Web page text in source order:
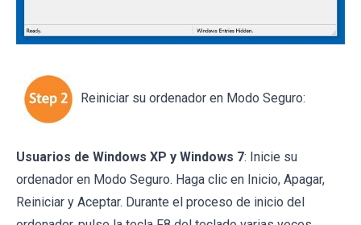
Reiniciar su ordenador en Modo Seguro:
Usuarios de Windows XP y Windows 7: Inicie su
ordenador en Modo Seguro. Haga clic en Inicio, Apagar,
Reiniciar y Aceptar. Durante el proceso de inicio del